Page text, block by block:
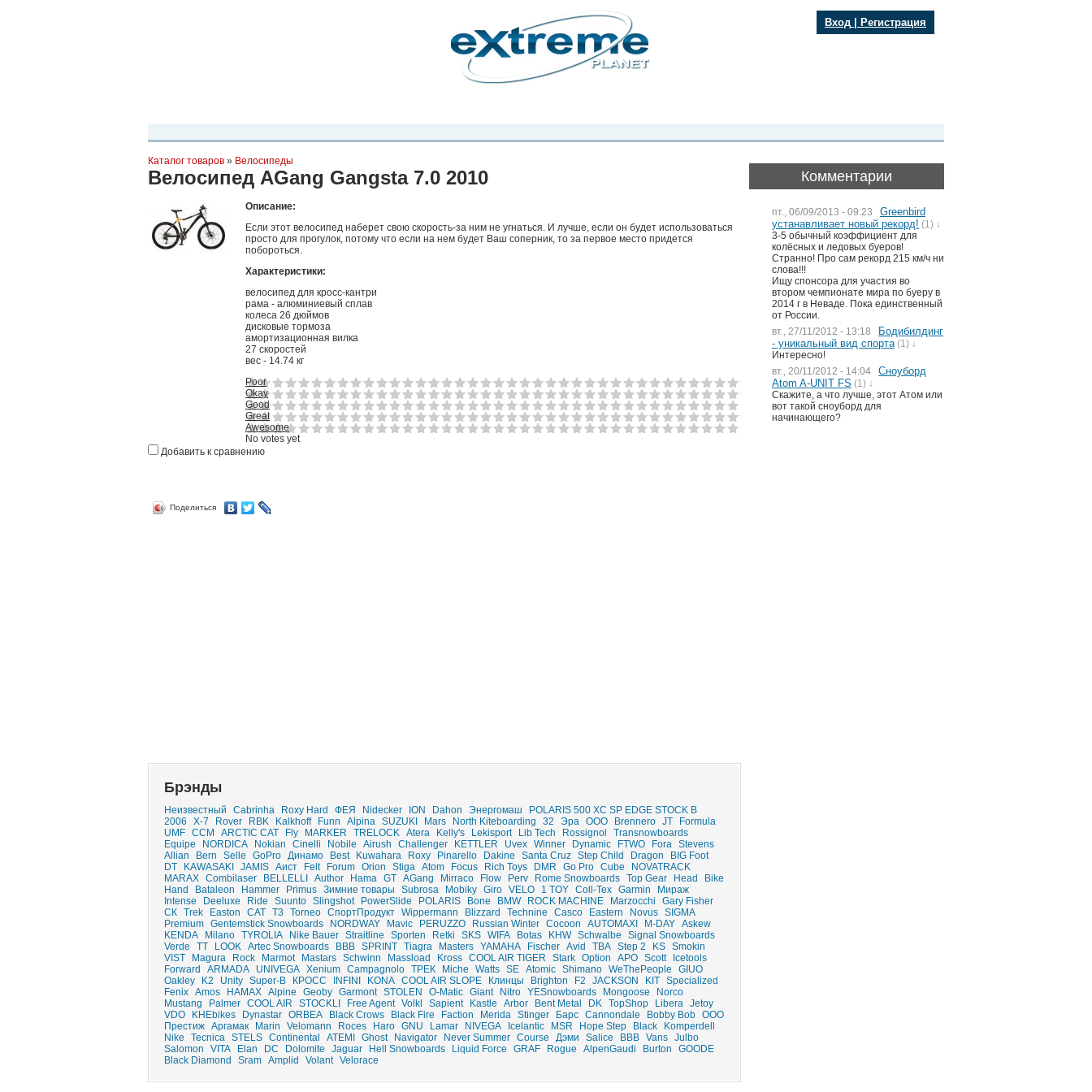
Вход Регистрация
Каталог товаров » Велосипеды
Велосипед AGang Gangsta 7.0 2010
Описание:
Если этот велосипед наберет свою скорость-за ним не угнаться. И лучше, если он будет использоваться
просто для прогулок, потому что если на нем будет Ваш соперник, то за первое место придется
побороться.
Характеристики:
велосипед для кросс-кантри
рама - алюминиевый сплав
колеса 26 дюймов
дисковые тормоза
амортизационная вилка
27 скоростей
вес - 14.74 кг
Poor
Okay
Good
Great
Awesome
No votes yet
Добавить к сравнению
Поделиться
Брэнды
Неизвестный Cabrinha Roxy Hard ФЕЯ Nidecker ION Dahon Энергомаш
POLARIS 500 XC SP EDGE STOCK B
2006
X-7 Rover RBK Kalkhoff Funn Alpina SUZUKI Mars North Kiteboarding 32 Эра ООО Brennero JT
Formula
UMF CCM ARCTIC CAT Fly MARKER TRELOCK Atera Kelly's Lekisport Lib Tech Rossignol
Transnowboards
Equipe
NORDICA Nokian Cinelli Nobile Airush Challenger KETTLER Uvex Winner Dynamic FTWO Fora Stevens
Allian
Bern Selle GoPro Динамо Best Kuwahara Roxy Pinarello Dakine Santa Cruz Step Child Dragon
BIG Foot
DT
KAWASAKI JAMIS Аист Felt Forum Orion Stiga Atom Focus Rich Toys DMR Go Pro Cube
NOVATRACK
MARAX Combilaser BELLELLI Author Hama GT AGang Mirraco Flow Perv Rome Snowboards Top Gear Head
Bike
Hand
Bataleon Hammer Primus Зимние товары Subrosa Mobiky Giro VELO 1 TOY Coll-Tex Garmin
Мираж
Intense
Deeluxe Ride Suunto Slingshot PowerSlide POLARIS Bone BMW ROCK MACHINE Marzocchi
Gary Fisher
СК Trek Easton CAT T3 Torneo СпортПродукт Wippermann Blizzard Technine Casco Eastern Novus SIGMA
Premium Gentemstick Snowboards NORDWAY Mavic PERUZZO Russian Winter Cocoon AUTOMAXI M-DAY Askew
KENDA
Milano TYROLIA Nike Bauer Straitline Sporten Retki SKS WIFA Botas KHW Schwalbe
Signal Snowboards
Verde
ТТ LOOK Artec Snowboards ВВВ SPRINT Tiagra Masters YAMAHA Fischer Avid TBA Step 2 KS Smokin
VIST
Magura Rock Marmot Mastars Schwinn Massload Kross COOL AIR TIGER Stark Option APO Scott
Icetools
Forward
ARMADA UNIVEGA Xenium Campagnolo ТРЕК Miche Watts SE Atomic Shimano WeThePeople
GIUO
Oakley
K2 Unity Super-B КРОСС INFINI KONA COOL AIR SLOPE Клинцы Brighton F2 JACKSON KIT Specialized
Fenix Amos HAMAX Alpine Geoby Garmont STOLEN O-Matic Giant Nitro YESnowboards Mongoose
Norco
Mustang
Palmer COOL AIR STOCKLI Free Agent Volkl Sapient Kastle Arbor Bent Metal DK TopShop Libera Jetoy
VDO
KHEbikes Dynastar ORBEA Black Crows Black Fire Faction Merida Stinger Барс Cannondale Bobby Bob ООО
Престиж Аргамак Marin Velomann Roces Haro GNU Lamar NIVEGA Icelantic MSR Hope Step Black
Komperdell
Nike
Tecnica STELS Continental ATEMI Ghost Navigator Never Summer Course Дэми Salice BBB Vans Julbo
Salomon
VITA Elan DC Dolomite Jaguar Hell Snowboards Liquid Force GRAF Rogue AlpenGaudi Burton
GOODE
Black Diamond
Sram Amplid Volant Velorace
Комментарии
пт., 06/09/2013 - 09:23
Greenbird
устанавливает новый рекорд! (1) ↓
3-5 обычный коэффициент для
колёсных и ледовых буеров!
Странно! Про сам рекорд 215 км/ч ни
слова!!!
Ищу спонсора для участия во
втором чемпионате мира по буеру в
2014 г в Неваде. Пока единственный
от России.
вт., 27/11/2012 - 13:18
Бодибилдинг
- уникальный вид спорта (1) ↓
Интересно!
вт., 20/11/2012 - 14:04
Сноуборд
Atom A-UNIT FS (1) ↓
Скажите, а что лучше, этот Атом или
вот такой сноуборд для
начинающего?